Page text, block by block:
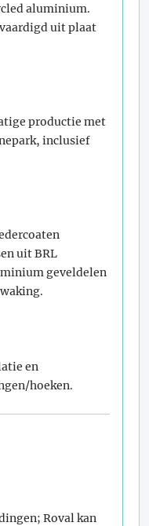
aluminium.
uit plaat
productie met
inclusief
uit BRL
geveldelen
en
hoeken.
Roval kan